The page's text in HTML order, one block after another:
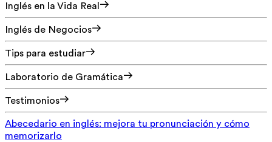
Inglés en la Vida Real
Inglés de Negocios
Tips para estudiar
Laboratorio de Gramática
Testimonios
Abecedario en inglés: mejora tu pronunciación y cómo
memorizarlo